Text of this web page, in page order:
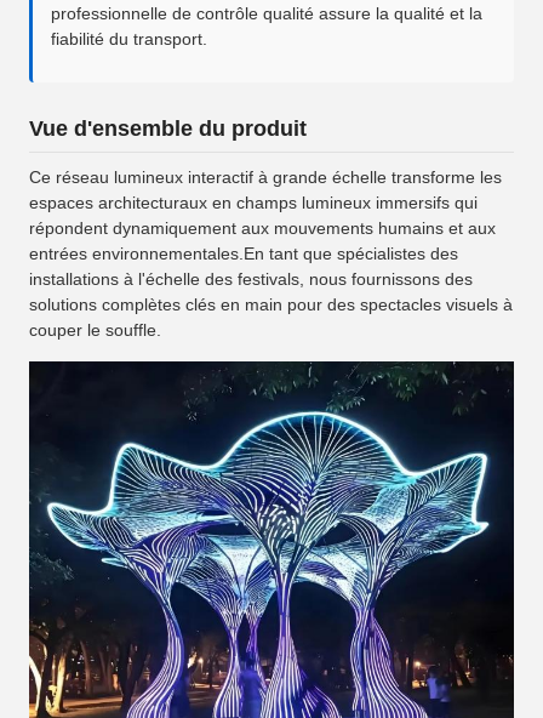
professionnelle de contrôle qualité assure la qualité et la
fiabilité du transport.
Vue d'ensemble du produit
Ce réseau lumineux interactif à grande échelle transforme les
espaces architecturaux en champs lumineux immersifs qui
répondent dynamiquement aux mouvements humains et aux
entrées environnementales.En tant que spécialistes des
installations à l'échelle des festivals, nous fournissons des
solutions complètes clés en main pour des spectacles visuels à
couper le souffle.